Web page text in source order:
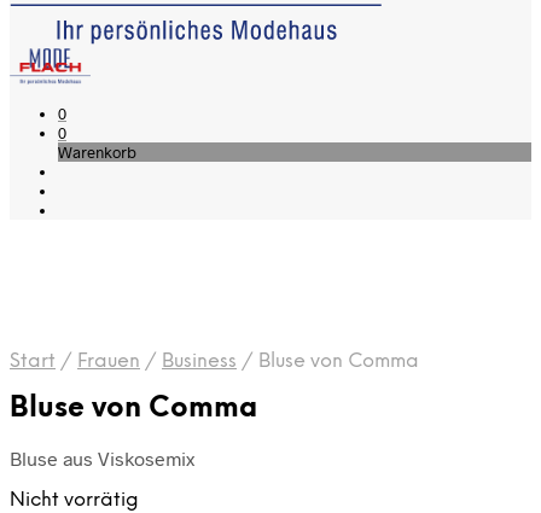
0
0
Warenkorb
Start / Frauen / Business / Bluse von Comma
Bluse von Comma
Bluse aus Viskosemix
Nicht vorrätig